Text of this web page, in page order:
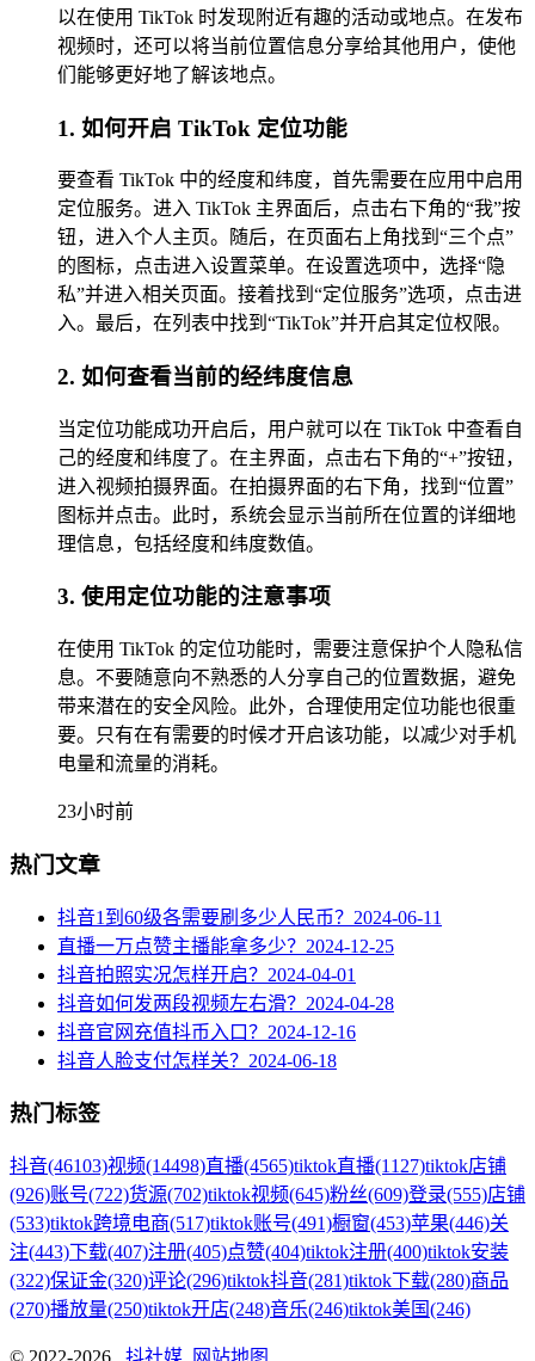
以在使用 TikTok 时发现附近有趣的活动或地点。在发布
视频时，还可以将当前位置信息分享给其他用户，使他
们能够更好地了解该地点。
1. 如何开启 TikTok 定位功能
要查看 TikTok 中的经度和纬度，首先需要在应用中启用
定位服务。进入 TikTok 主界面后，点击右下角的“我”按
钮，进入个人主页。随后，在页面右上角找到“三个点”
的图标，点击进入设置菜单。在设置选项中，选择“隐
私”并进入相关页面。接着找到“定位服务”选项，点击进
入。最后，在列表中找到“TikTok”并开启其定位权限。
2. 如何查看当前的经纬度信息
当定位功能成功开启后，用户就可以在 TikTok 中查看自
己的经度和纬度了。在主界面，点击右下角的“+”按钮，
进入视频拍摄界面。在拍摄界面的右下角，找到“位置”
图标并点击。此时，系统会显示当前所在位置的详细地
理信息，包括经度和纬度数值。
3. 使用定位功能的注意事项
在使用 TikTok 的定位功能时，需要注意保护个人隐私信
息。不要随意向不熟悉的人分享自己的位置数据，避免
带来潜在的安全风险。此外，合理使用定位功能也很重
要。只有在有需要的时候才开启该功能，以减少对手机
电量和流量的消耗。
23小时前
热门文章
抖音1到60级各需要刷多少人民币？ 2024-06-11
直播一万点赞主播能拿多少？ 2024-12-25
抖音拍照实况怎样开启？ 2024-04-01
抖音如何发两段视频左右滑？ 2024-04-28
抖音官网充值抖币入口？ 2024-12-16
抖音人脸支付怎样关？ 2024-06-18
热门标签
抖音(46103)视频(14498)直播(4565)tiktok直播(1127)tiktok店铺
(926)账号(722)货源(702)tiktok视频(645)粉丝(609)登录(555)店铺
(533)tiktok跨境电商(517)tiktok账号(491)橱窗(453)苹果(446)关
注(443)下载(407)注册(405)点赞(404)tiktok注册(400)tiktok安装
(322)保证金(320)评论(296)tiktok抖音(281)tiktok下载(280)商品
(270)播放量(250)tiktok开店(248)音乐(246)tiktok美国(246)
© 2022-2026 抖社媒 网站地图